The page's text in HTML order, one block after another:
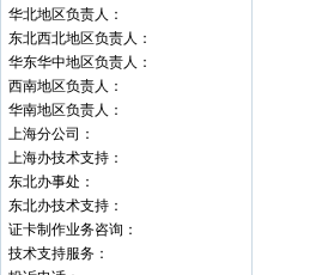
华北地区负责人：
东北西北地区负责人：
华东华中地区负责人：
西南地区负责人：
华南地区负责人：
上海分公司：
上海办技术支持：
东北办事处：
东北办技术支持：
证卡制作业务咨询：
技术支持服务：